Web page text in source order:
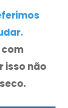
com
isso não